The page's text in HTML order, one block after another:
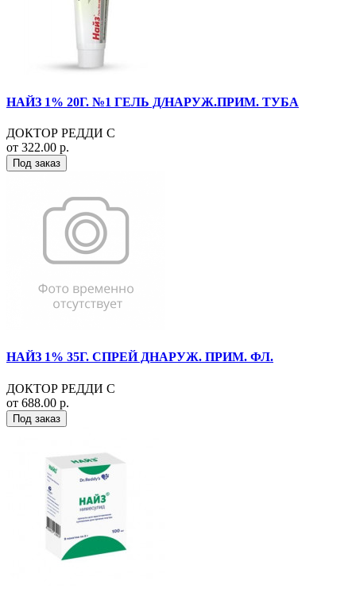
НАЙЗ 1% 20Г. №1 ГЕЛЬ Д/НАРУЖ.ПРИМ. ТУБА
ДОКТОР РЕДДИ С
от 322.00 р.
Под заказ
НАЙЗ 1% 35Г. СПРЕЙ ДНАРУЖ. ПРИМ. ФЛ.
ДОКТОР РЕДДИ С
от 688.00 р.
Под заказ